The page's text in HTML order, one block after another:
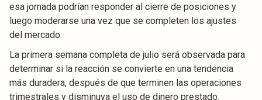
esa jornada podrían responder al cierre de posiciones y
luego moderarse una vez que se completen los ajustes
del mercado.
La primera semana completa de julio será observada para
determinar si la reacción se convierte en una tendencia
más duradera, después de que terminen las operaciones
trimestrales y disminuya el uso de dinero prestado.